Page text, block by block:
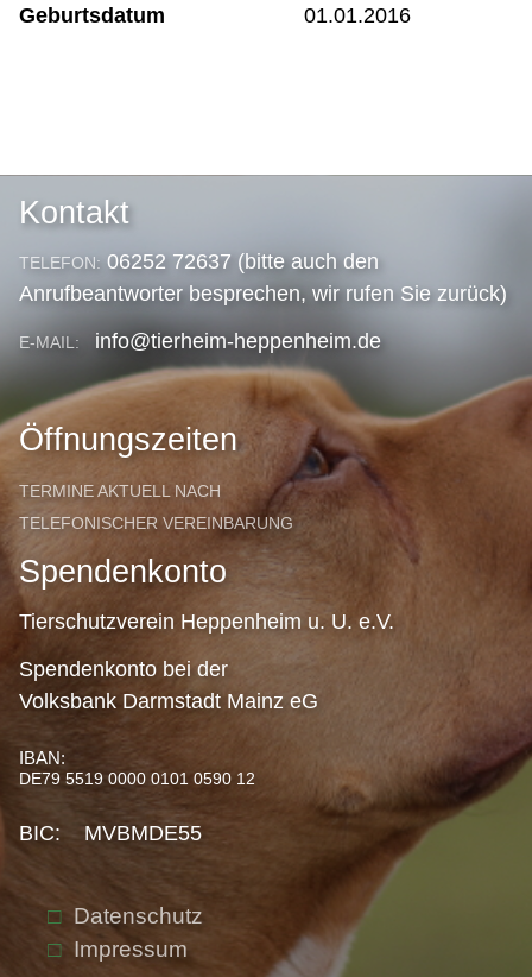
Geburtsdatum 01.01.2016
Kontakt
TELEFON: 06252 72637 (bitte auch den
Anrufbeantworter besprechen, wir rufen Sie zurück)
E-MAIL: info@tierheim-heppenheim.de
Öffnungszeiten
TERMINE AKTUELL NACH
TELEFONISCHER VEREINBARUNG
Spendenkonto
Tierschutzverein Heppenheim u. U. e.V.
Spendenkonto bei der
Volksbank Darmstadt Mainz eG
IBAN:
DE79 5519 0000 0101 0590 12
BIC: MVBMDE55
Datenschutz
Impressum